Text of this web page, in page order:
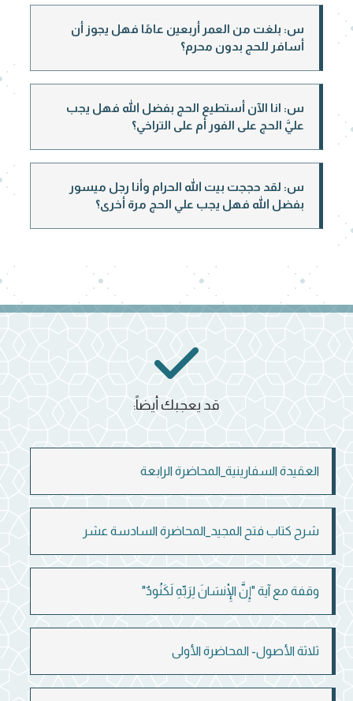
س: بلغت من العمر أربعين عامًا فهل يجوز أن
أسافر للحج بدون محرم؟
س: انا الآن أستطيع الحج بفضل الله فهل يجب
عليَّ الحج على الفور أم على التراخي؟
س: لقد حججت بيت الله الحرام وأنا رجل ميسور
بفضل الله فهل يجب علي الحج مرة أخرى؟
العقيدة السفارينية_المحاضرة الرابعة
شرح كتاب فتح المجيد_المحاضرة السادسة عشر
وقفة مع آية "إِنَّ الْإِنسَانَ لِرَبِّهِ لَكَنُودٌ"
ثلاثة الأصول- المحاضرة الأولى
قد يعجبك أيضاً: